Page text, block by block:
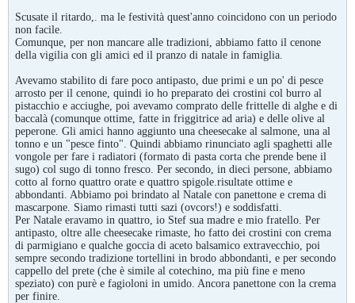
Scusate il ritardo,. ma le festività quest'anno coincidono con un periodo
non facile.
Comunque, per non mancare alle tradizioni, abbiamo fatto il cenone
della vigilia con gli amici ed il pranzo di natale in famiglia.
Avevamo stabilito di fare poco antipasto, due primi e un po' di pesce
arrosto per il cenone, quindi io ho preparato dei crostini col burro al
pistacchio e acciughe, poi avevamo comprato delle frittelle di alghe e di
baccalà (comunque ottime, fatte in friggitrice ad aria) e delle olive al
peperone. Gli amici hanno aggiunto una cheesecake al salmone, una al
tonno e un "pesce finto". Quindi abbiamo rinunciato agli spaghetti alle
vongole per fare i radiatori (formato di pasta corta che prende bene il
sugo) col sugo di tonno fresco. Per secondo, in dieci persone, abbiamo
cotto al forno quattro orate e quattro spigole.risultate ottime e
abbondanti. Abbiamo poi brindato al Natale con panettone e crema di
mascarpone. Siamo rimasti tutti sazi (ovcors!) e soddisfatti.
Per Natale eravamo in quattro, io Stef sua madre e mio fratello. Per
antipasto, oltre alle cheesecake rimaste, ho fatto dei crostini con crema
di parmigiano e qualche goccia di aceto balsamico extravecchio, poi
sempre secondo tradizione tortellini in brodo abbondanti, e per secondo
cappello del prete (che è simile al cotechino, ma più fine e meno
speziato) con purè e fagioloni in umido. Ancora panettone con la crema
per finire.